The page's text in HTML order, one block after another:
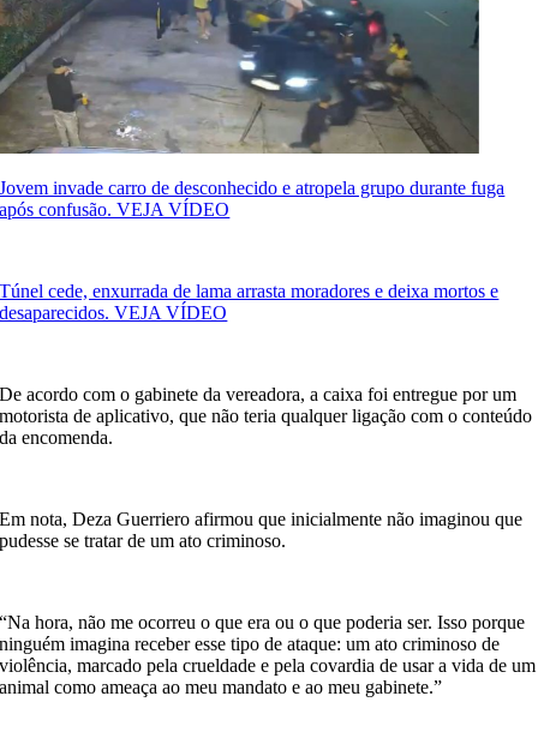
Jovem invade carro de desconhecido e atropela grupo durante fuga
após confusão. VEJA VÍDEO
Túnel cede, enxurrada de lama arrasta moradores e deixa mortos e
desaparecidos. VEJA VÍDEO
De acordo com o gabinete da vereadora, a caixa foi entregue por um
motorista de aplicativo, que não teria qualquer ligação com o conteúdo
da encomenda.
Em nota, Deza Guerriero afirmou que inicialmente não imaginou que
pudesse se tratar de um ato criminoso.
“Na hora, não me ocorreu o que era ou o que poderia ser. Isso porque
ninguém imagina receber esse tipo de ataque: um ato criminoso de
violência, marcado pela crueldade e pela covardia de usar a vida de um
animal como ameaça ao meu mandato e ao meu gabinete.”